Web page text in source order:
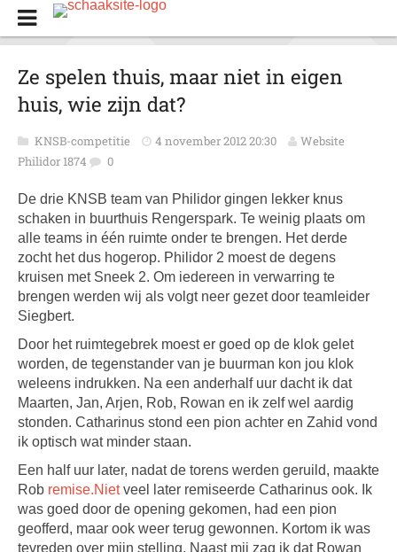
Ze spelen thuis, maar niet in eigen
huis, wie zijn dat?
KNSB-competitie 4 november 2012 20:30
Website
Philidor 1874
0
De drie KNSB team van Philidor gingen lekker knus
schaken in buurthuis Rengerspark. Te weinig plaats om
alle teams in één ruimte onder te brengen. Het derde
zocht het dus hogerop. Philidor 2 moest de degens
kruisen met Sneek 2. Om iedereen in verwarring te
brengen werden wij als volgt neer gezet door teamleider
Siegbert.
Door het ruimtegebrek moest er goed op de klok gelet
worden, de tegenstander van je buurman kon jou klok
weleens indrukken. Na een anderhalf uur dacht ik dat
Maarten, Jan, Arjen, Rob, Rowan en ik zelf wel aardig
stonden. Catharinus stond een pion achter en Zahid vond
ik optisch wat minder staan.
Een half uur later, nadat de torens werden geruild, maakte
Rob remise.Nietveel later remiseerde Catharinus ook. Ik
was goed door de opening gekomen, had een pion
geofferd, maar ook weer terug gewonnen. Kortom ik was
tevreden over mijn stelling. Naast mij zag ik dat Rowan